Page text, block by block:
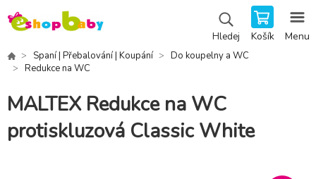
Hledej Košík Menu
Spaní | Přebalování | Koupání
Do koupelny a WC
Redukce na WC
MALTEX Redukce na WC
protiskluzová Classic White